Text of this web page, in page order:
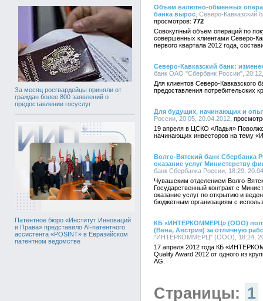
За месяц росгвардейцы приняли от
граждан более 800 заявлений о
предоставлении госуслуг
Патентное бюро «Институт Инноваций
и Права» представило AI-патентного
ассистента «POSINT» в Евразийском
патентном ведомстве
Объем валютно-обменных
банка вырос , Северо-
772
Совокупный объем операций по
совершенных клиентами Северо-
первого квартала 2012 года,
Северо-Кавказский банк:
банк ОАО "Сбербанк России",
Для клиентов Северо-
предоставления потребительских
Для будущих, начинающих и
России, 20:05, 20.04.2012
19 апреля в ЦСКО «Ладья»
начинающих инвесторов на тему
Волго-Вятский банк Сбербанка
оказание услуг Министерству
банк Сбербанка России, 18:29,
Чувашским отделением Волго-
Государственный контракт с
оказание услуг по открытию и
бюджетным организациям с
КБ «ИНТЕРКОММЕРЦ» (ООО)
(Вена, Австрия) за отличную
"ИНТЕРКОММЕРЦ" (ООО), 18:24,
17 апреля 2012 года КБ
Quality Award 2012 от одного из
AG.
Страницы: 1